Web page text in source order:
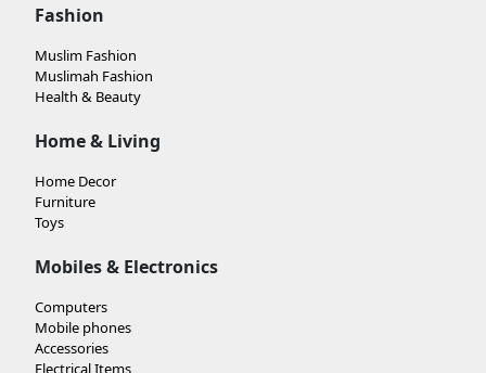
Fashion
Muslim Fashion
Muslimah Fashion
Health & Beauty
Home & Living
Home Decor
Furniture
Toys
Mobiles & Electronics
Computers
Mobile phones
Accessories
Electrical Items